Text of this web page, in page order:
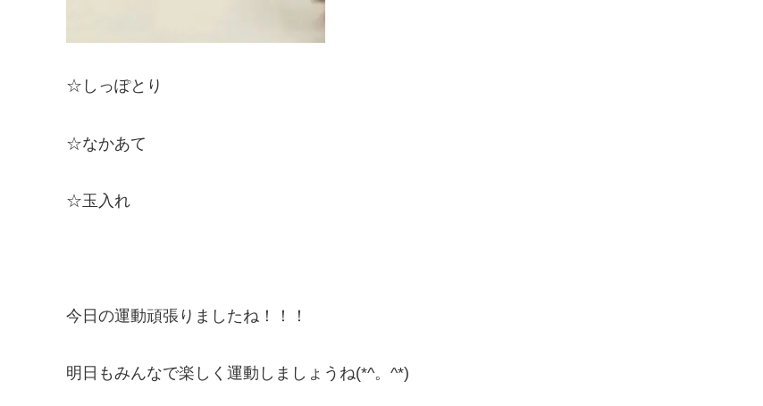
☆しっぽとり
☆なかあて
☆玉入れ
今日の運動頑張りましたね！！！
明日もみんなで楽しく運動しましょうね(*^。^*)